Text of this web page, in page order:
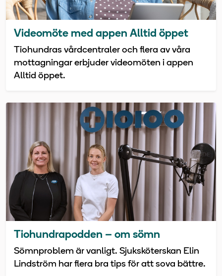
Videomöte med appen Alltid öppet
Tiohundras vårdcentraler och flera av våra
mottagningar erbjuder videomöten i appen
Alltid öppet.
Tiohundrapodden – om sömn
Sömnproblem är vanligt. Sjuksköterskan Elin
Lindström har flera bra tips för att sova bättre.